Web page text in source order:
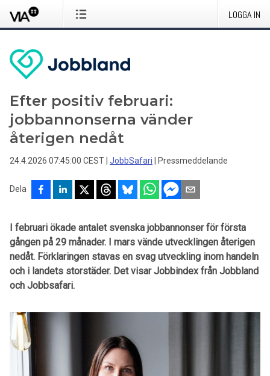
LOGGA IN
Efter positiv februari:
jobbannonserna vänder
återigen nedåt
24.4.2026 07:45:00 CEST JobbSafari Pressmeddelande
Dela
I februari ökade antalet svenska jobbannonser för första
gången på 29 månader. I mars vände utvecklingen återigen
nedåt. Förklaringen stavas en svag utveckling inom handeln
och i landets storstäder. Det visar Jobbindex från Jobbland
och Jobbsafari.